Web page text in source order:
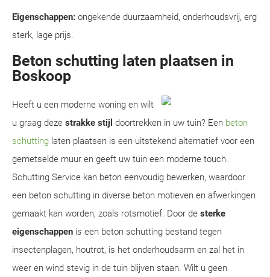
Eigenschappen: ongekende duurzaamheid, onderhoudsvrij, erg
sterk, lage prijs.
Beton schutting laten plaatsen in
Boskoop
Heeft u een moderne woning en wilt
u graag deze strakke stijl doortrekken in uw tuin? Een beton
schutting laten plaatsen is een uitstekend alternatief voor een
gemetselde muur en geeft uw tuin een moderne touch.
Schutting Service kan beton eenvoudig bewerken, waardoor
een beton schutting in diverse beton motieven en afwerkingen
gemaakt kan worden, zoals rotsmotief. Door de sterke
eigenschappen is een beton schutting bestand tegen
insectenplagen, houtrot, is het onderhoudsarm en zal het in
weer en wind stevig in de tuin blijven staan. Wilt u geen